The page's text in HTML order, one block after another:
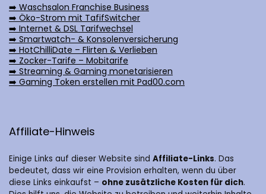
➡️ Waschsalon Franchise Business
➡️ Öko-Strom mit TafifSwitcher
➡️ Internet & DSL Tarifwechsel
➡️ Smartwatch- & Konsolenversicherung
➡️ HotChilliDate – Flirten & Verlieben
➡️ Zocker-Tarife – Mobitarife
➡️ Streaming & Gaming monetarisieren
➡️ Gaming Token erstellen mit Pad00.com
Affiliate-Hinweis
Einige Links auf dieser Website sind Affiliate-Links. Das
bedeutet, dass wir eine Provision erhalten, wenn du über
diese Links einkaufst – ohne zusätzliche Kosten für dich.